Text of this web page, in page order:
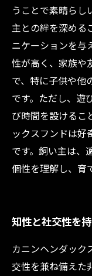
うことで素晴らし
主との絆を深める
ニケーションを与
性が高く、家族や
で、特に子供や他
です。ただし、遊
び時間を設けるこ
ックスフンドは
です。飼い主は、
個性を理解し、育
知性と社交性を
カニンヘンダック
交性を兼ね備えた